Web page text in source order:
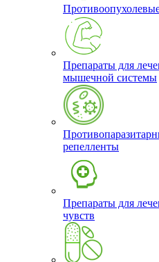
Препараты для
мышечной системы
репелленты
Препараты для
чувств